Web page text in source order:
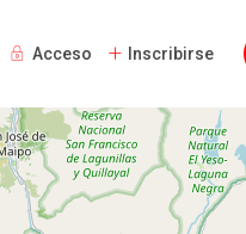
Acceso Inscribirse